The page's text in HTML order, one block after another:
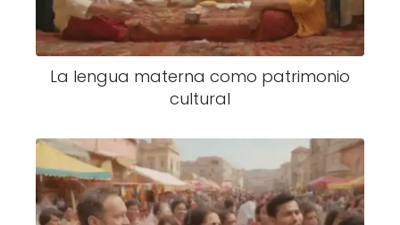
La lengua materna como patrimonio
cultural